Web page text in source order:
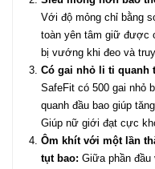
Với độ mỏng chỉ bằng
toàn yên tâm giữ được
bị vướng khi đeo và
Có gai nhỏ li ti quanh
SafeFit có 500 gai nhỏ
quanh đầu bao giúp
Giúp nữ giới đạt cực
Ôm khít với một lần
tụt bao: Giữa phần